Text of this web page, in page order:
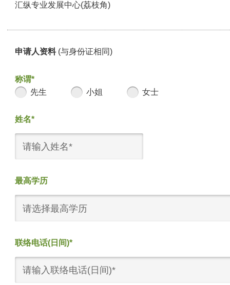
汇纵专业发展中心(荔枝角)
申请人资料 (与身份证相同)
称谓*
先生
小姐 女士
姓名*
最高学历
请选择最高学历
联络电话(日间)*